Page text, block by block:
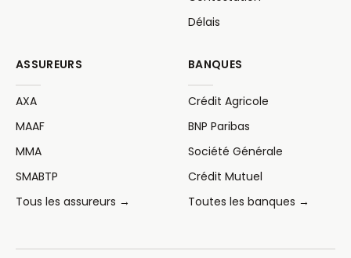
Délais
ASSUREURS
AXA
MAAF
MMA
SMABTP
Tous les assureurs →
BANQUES
Crédit Agricole
BNP Paribas
Société Générale
Crédit Mutuel
Toutes les banques →